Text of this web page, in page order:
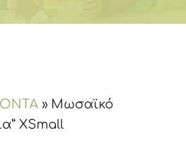
» Μωσαϊκό
XSmall